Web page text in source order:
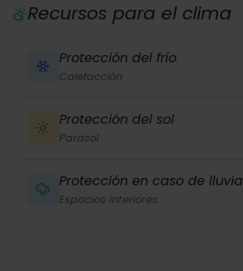
Recursos para el clima
Protección del frío
Calefacción
Protección del sol
Parasol
Protección en caso de lluvia
Espacios interiores